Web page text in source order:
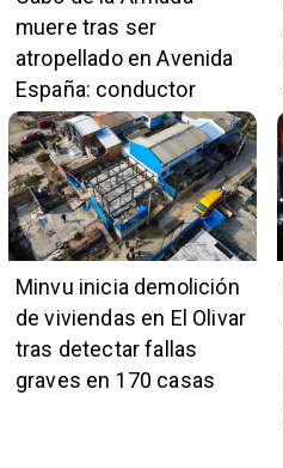
muere tras ser
atropellado en Avenida
España: conductor
también pertenece a la
institución naval
Minvu inicia demolición
de viviendas en El Olivar
tras detectar fallas
graves en 170 casas